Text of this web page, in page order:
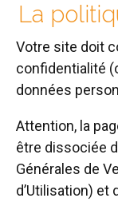
La
Votre site doit
confidentialité
données
Attention, la
être dissociée
Générales de
d’Utilisation) et